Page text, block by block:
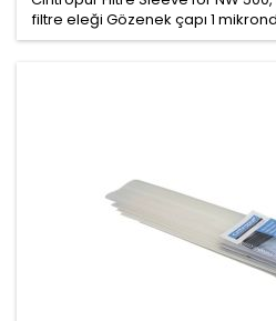
filtre eleği Gözenek çapı 1
kullanımlık) Gözenek çapı 150